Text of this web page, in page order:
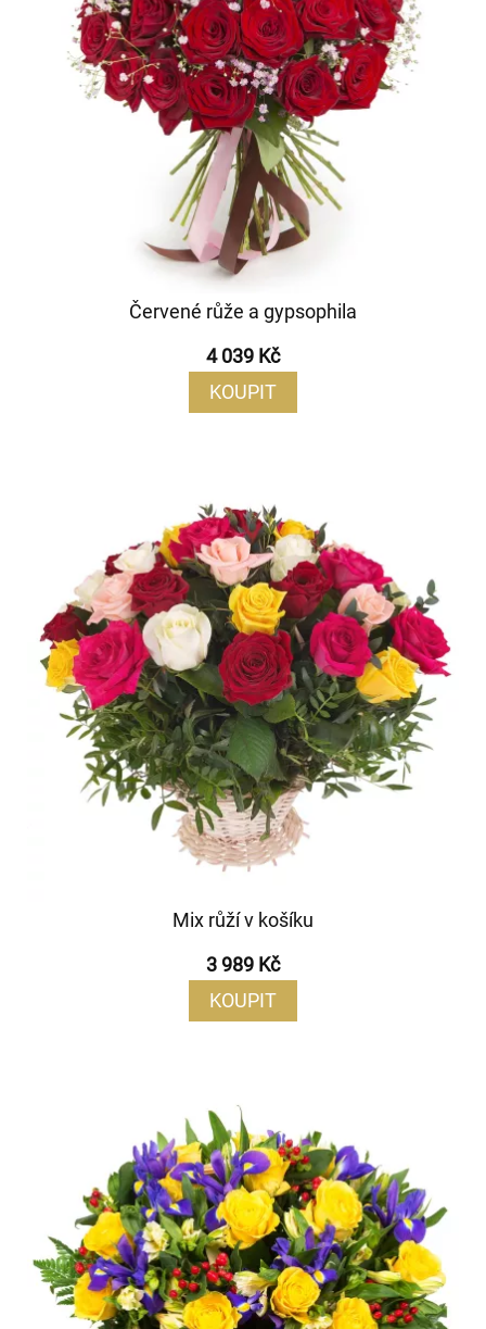
Červené růže a gypsophila
4 039 Kč
KOUPIT
Mix růží v košíku
3 989 Kč
KOUPIT